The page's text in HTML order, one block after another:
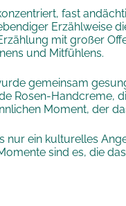
fast
Erzählweise
mit großer
und Mitfühlens.
gemeinsam
Rosen-Handcreme,
Moment, der
nur ein kulturelles
sind es, die